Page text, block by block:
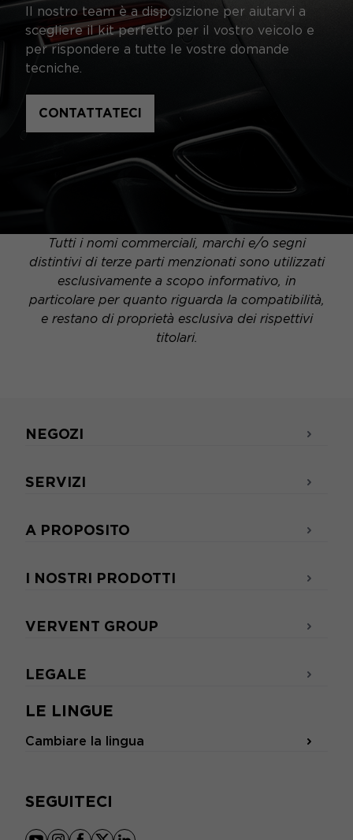
Il nostro team è a disposizione per aiutarvi a
scegliere il kit perfetto per il vostro veicolo e
per rispondere a tutte le vostre domande
tecniche.
CONTATTATECI
Tutti i nomi commerciali, marchi e/o segni
distintivi di terze parti menzionati sono utilizzati
esclusivamente a scopo informativo, in
particolare per quanto riguarda la compatibilità,
e restano di proprietà esclusiva dei rispettivi
titolari.
LE LINGUE
Cambiare la lingua
SEGUITECI
NEGOZI
SERVIZI
A PROPOSITO
I NOSTRI PRODOTTI
VERVENT GROUP
LEGALE